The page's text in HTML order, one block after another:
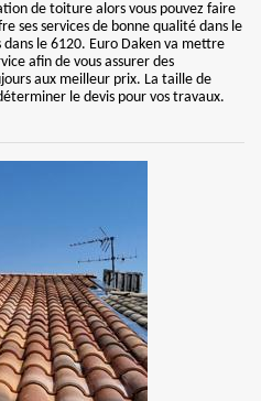
de toiture alors vous pouvez faire
ses services de bonne qualité dans le
le 6120. Euro Daken va mettre
afin de vous assurer des
aux meilleur prix. La taille de
le devis pour vos travaux.